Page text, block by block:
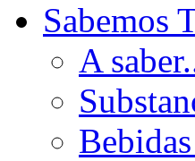
Sabemos
A